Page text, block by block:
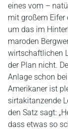
eines vom –
mit großem Eifer
um das im
maroden
wirtschaftlichen
der Plan nicht.
Anlage schon
Amerikaner ist
sirtakitanzende
den Satz sagt:
dass etwas so